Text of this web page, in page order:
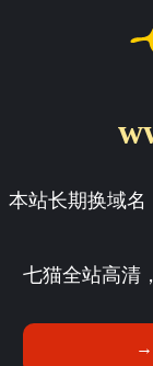
本站长期换域名
七猫全站高清
→